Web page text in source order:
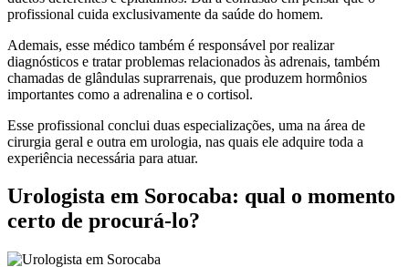
profissional cuida exclusivamente da saúde do homem.
Ademais, esse médico também é responsável por realizar
diagnósticos e tratar problemas relacionados às adrenais, também
chamadas de glândulas suprarrenais, que produzem hormônios
importantes como a adrenalina e o cortisol.
Esse profissional conclui duas especializações, uma na área de
cirurgia geral e outra em urologia, nas quais ele adquire toda a
experiência necessária para atuar.
Urologista em Sorocaba: qual o momento
certo de procurá-lo?